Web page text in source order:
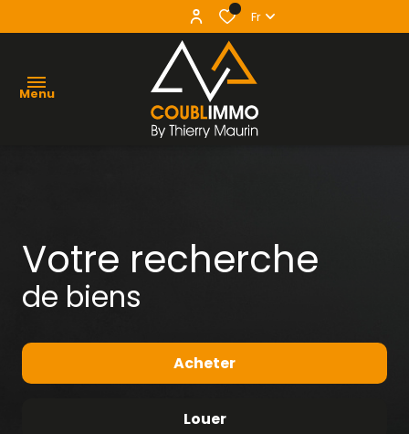
Fr
Menu
vendre
louer
contact
Votre recherche
de biens
Acheter
Louer